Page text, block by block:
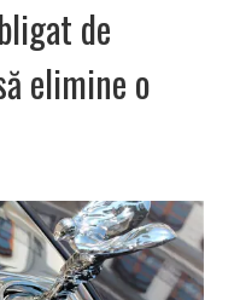
de
elimine o